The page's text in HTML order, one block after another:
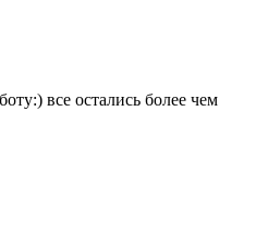
все остались более чем